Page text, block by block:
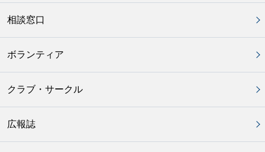
相談窓口
ボランティア
クラブ・サークル
広報誌